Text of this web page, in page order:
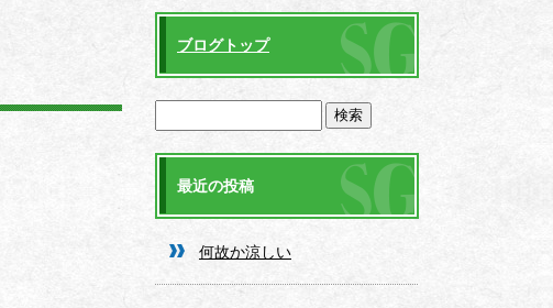
ブログトップ
最近の投稿
何故か涼しい